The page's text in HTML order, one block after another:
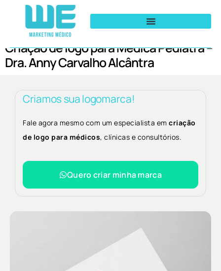
Criação de logo para Médica Pediatra –
Dra. Anny Carvalho Alcântra
Criamos sua logomarca!
Fale agora mesmo com um especialista em criação
de logo para médicos, clínicas e consultórios.
Quero criar minha marca